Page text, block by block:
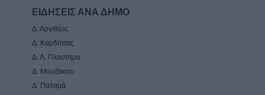
ΕΙΔΗΣΕΙΣ ΑΝΑ ΔΗΜΟ
Δ. Αργιθέας
Δ. Καρδίτσας
Δ. Λ. Πλαστήρα
Δ. Μουζάκιου
Δ. Παλαμά